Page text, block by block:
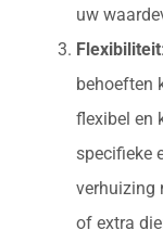
uw
Flexibiliteit
behoeften
flexibel en
specifieke
verhuizing
of extra